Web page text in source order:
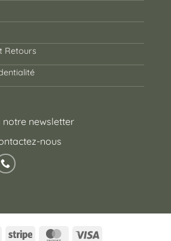
Retours
notre newsletter
nous
Stripe MasterCard
Visa